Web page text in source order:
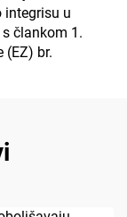
integrisu u
člankom 1.
(EZ) br.